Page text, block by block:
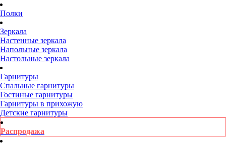
Полки
Зеркала
Настенные зеркала
Напольные зеркала
Настольные зеркала
Гарнитуры
Спальные гарнитуры
Гостиные гарнитуры
Гарнитуры в прихожую
Детские гарнитуры
Распродажа